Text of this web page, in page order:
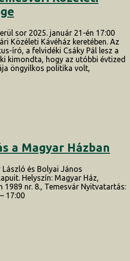
sor 2025. január 21-én 17:00
Közéleti Kávéház keretében. Az
író, a felvidéki Csáky Pál lesz a
kimondta, hogy az utóbbi évtized
öngyilkos politika volt,
a Magyar Házban
és Bolyai János
Helyszín: Magyar Ház,
1989 nr. 8., Temesvár Nyitvatartás:
– 17:00